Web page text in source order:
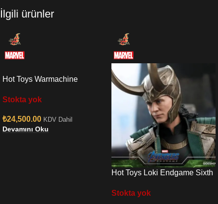
İlgili ürünler
Hot Toys Warmachine
Stokta yok
₺24,500.00 KDV Dahil
Devamını Oku
Hot Toys Loki Endgame Sixth
Stokta yok